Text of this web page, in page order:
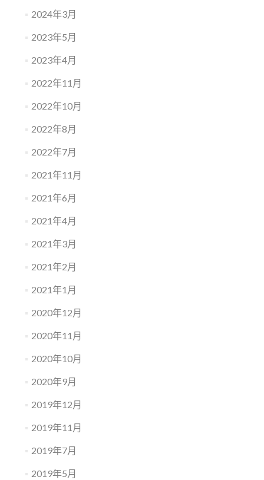
2024年3月
2023年5月
2023年4月
2022年11月
2022年10月
2022年8月
2022年7月
2021年11月
2021年6月
2021年4月
2021年3月
2021年2月
2021年1月
2020年12月
2020年11月
2020年10月
2020年9月
2019年12月
2019年11月
2019年7月
2019年5月